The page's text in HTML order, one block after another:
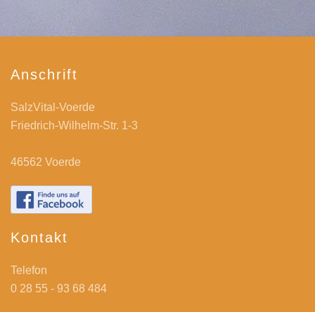
Anschrift
SalzVital-Voerde
Friedrich-Wilhelm-Str. 1-3
46562 Voerde
Kontakt
Telefon
0 28 55 - 93 68 484